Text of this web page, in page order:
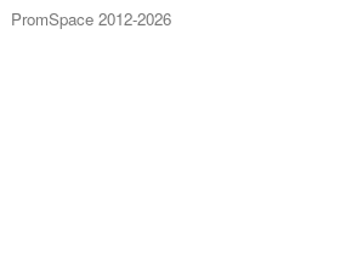
PromSpace 2012-2026